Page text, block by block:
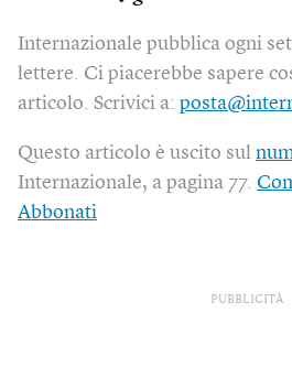
Internazionale pubblica ogni
lettere. Ci piacerebbe sapere
articolo. Scrivici a:
Questo articolo è uscito sul
Internazionale, a pagina 77.
Abbonati
PUBBLICITÀ